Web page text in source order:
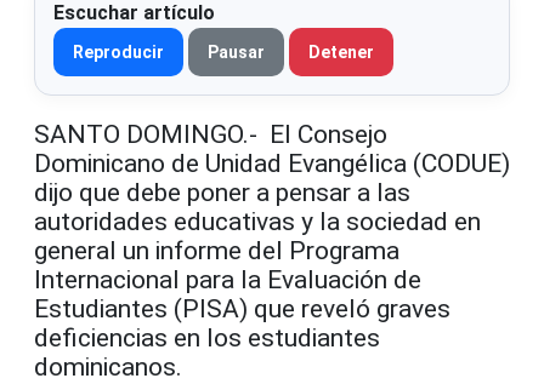
Escuchar artículo
Reproducir Pausar Detener
SANTO DOMINGO.- El Consejo
Dominicano de Unidad Evangélica (CODUE)
dijo que debe poner a pensar a las
autoridades educativas y la sociedad en
general un informe del Programa
Internacional para la Evaluación de
Estudiantes (PISA) que reveló graves
deficiencias en los estudiantes
dominicanos.